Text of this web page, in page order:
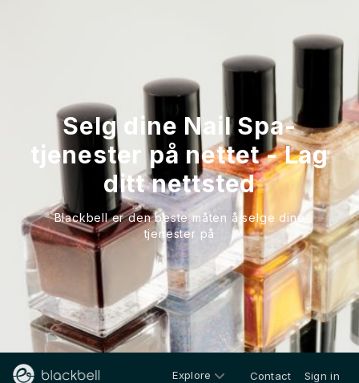
Selg dine Nail Spa-
tjenester på nettet - Lag
ditt nettsted
Blackbell er den beste måten å selge dine
tjenester på
Explore Contact Sign in